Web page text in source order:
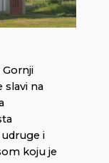
slavi na
i
koju je